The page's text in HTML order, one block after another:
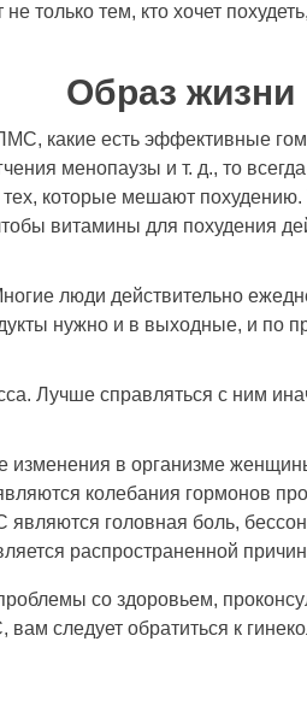
только тем, кто хочет
Образ жизни
какие есть эффективные
менопаузы и т. д., то
которые мешают
витамины для похудения
люди действительно
нужно и в выходные, и по
Лучше справляться с ним
изменения в организме
колебания гормонов
головная боль,
распространенной
со здоровьем,
следует обратиться к